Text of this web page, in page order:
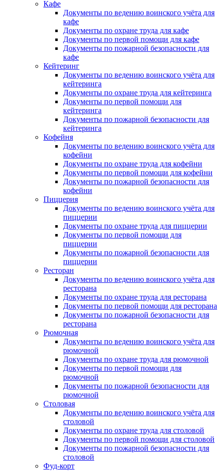
Кафе
Документы по ведению воинского учёта для
кафе
Документы по охране труда для кафе
Документы по первой помощи для кафе
Документы по пожарной безопасности для
кафе
Кейтеринг
Документы по ведению воинского учёта для
кейтеринга
Документы по охране труда для кейтеринга
Документы по первой помощи для
кейтеринга
Документы по пожарной безопасности для
кейтеринга
Кофейня
Документы по ведению воинского учёта для
кофейни
Документы по охране труда для кофейни
Документы по первой помощи для кофейни
Документы по пожарной безопасности для
кофейни
Пиццерия
Документы по ведению воинского учёта для
пиццерии
Документы по охране труда для пиццерии
Документы по первой помощи для
пиццерии
Документы по пожарной безопасности для
пиццерии
Ресторан
Документы по ведению воинского учёта для
ресторана
Документы по охране труда для ресторана
Документы по первой помощи для ресторана
Документы по пожарной безопасности для
ресторана
Рюмочная
Документы по ведению воинского учёта для
рюмочной
Документы по охране труда для рюмочной
Документы по первой помощи для
рюмочной
Документы по пожарной безопасности для
рюмочной
Столовая
Документы по ведению воинского учёта для
столовой
Документы по охране труда для столовой
Документы по первой помощи для столовой
Документы по пожарной безопасности для
столовой
Фуд-корт